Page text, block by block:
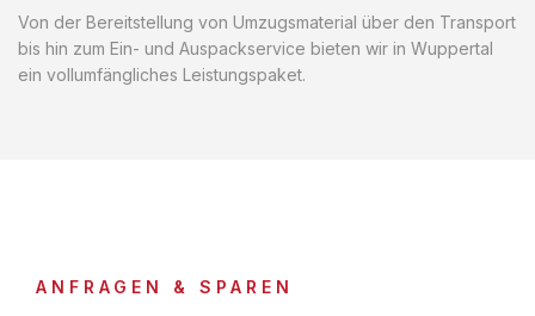
Von der Bereitstellung von Umzugsmaterial über den Transport
bis hin zum Ein- und Auspackservice bieten wir in Wuppertal
ein vollumfängliches Leistungspaket.
ANFRAGEN & SPAREN